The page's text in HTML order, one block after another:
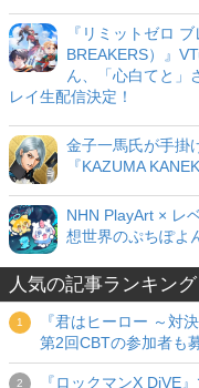
『リミットゼロ
BREAKERS）』
ん、「心白てと」
レイ生配信決定！
金子一馬氏が手掛
『KAZUMA
NHN PlayArt × レ
想世界のぷちぽよ
人気の記事ランキング
『君はヒーロー ～対
第2回CBTの参加者も
『ロックマンX DiVE